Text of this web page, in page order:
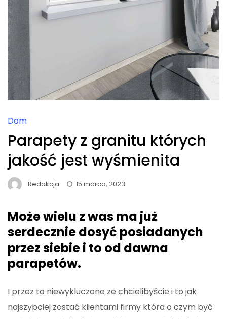
Dom
Parapety z granitu których
jakość jest wyśmienita
Redakcja 15 marca, 2023
Może wielu z was ma już
serdecznie dosyć posiadanych
przez siebie i to od dawna
parapetów.
I przez to niewykluczone ze chcielibyście i to jak
najszybciej zostać klientami firmy która o czym być